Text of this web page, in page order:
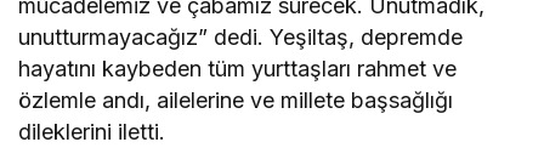
mücadelemiz ve çabamız sürecek. Unutmadık,
unutturmayacağız” dedi. Yeşiltaş, depremde
hayatını kaybeden tüm yurttaşları rahmet ve
özlemle andı, ailelerine ve millete başsağlığı
dileklerini iletti.